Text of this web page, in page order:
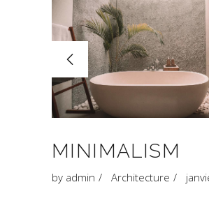
MINIMALISM
by admin Architecture